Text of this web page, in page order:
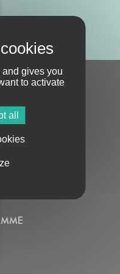
gives you
to activate
all